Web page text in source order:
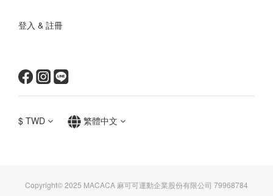
登入 & 註冊
$ TWD 繁體中文
Copyright© 2025 MACACA 麻可可運動企業股份有限公司 79968784